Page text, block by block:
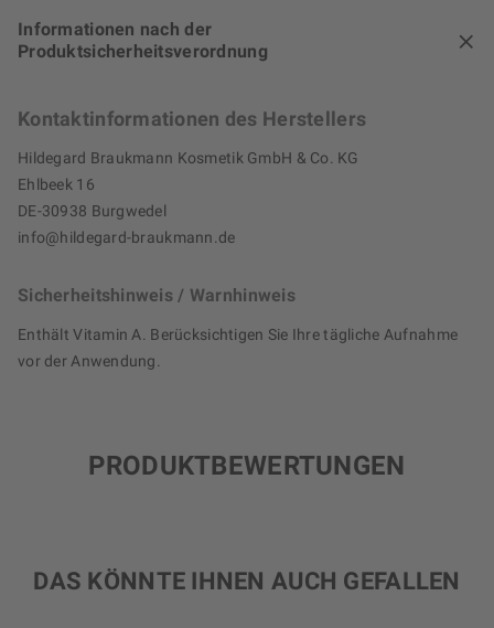
Informationen nach der
Produktsicherheitsverordnung
Kontaktinformationen des Herstellers
Hildegard Braukmann Kosmetik GmbH & Co. KG
Ehlbeek 16
DE-30938 Burgwedel
info@hildegard-braukmann.de
Sicherheitshinweis / Warnhinweis
Enthält Vitamin A. Berücksichtigen Sie Ihre tägliche Aufnahme
vor der Anwendung.
PRODUKTBEWERTUNGEN
DAS KÖNNTE IHNEN AUCH GEFALLEN